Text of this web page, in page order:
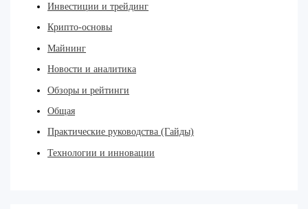
Инвестиции и трейдинг
Крипто-основы
Майнинг
Новости и аналитика
Обзоры и рейтинги
Общая
Практические руководства (Гайды)
Технологии и инновации